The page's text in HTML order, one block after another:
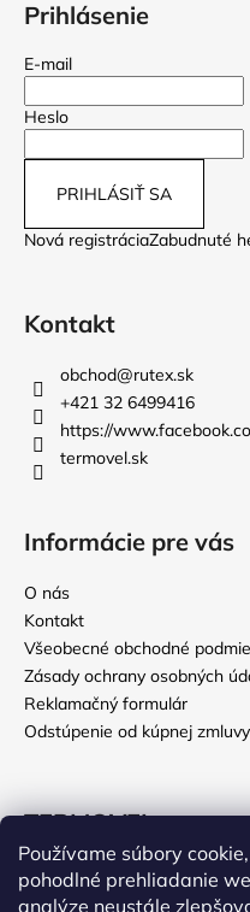
Používame súbory
pohodlné prehliadanie
analýze neustále
Prihlásenie
E-mail
Heslo
PRIHLÁSIŤ SA
Nová registráciaZabudnuté
Kontakt
obchod@rutex.sk
+421 32 6499416
https://
termovel.sk
Informácie pre vás
O nás
Kontakt
Všeobecné obchodné
Zásady ochrany osobných
Reklamačný formulár
Odstúpenie od kúpnej zmluvy
TERMOVEL
Deň otcov